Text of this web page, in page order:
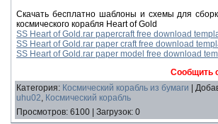
Скачать бесплатно шаблоны и схемы для
космического корабля Heart of Gold
SS Heart of Gold.rar papercraft free download
SS Heart of Gold.rar paper craft free download
SS Heart of Gold.rar paper model free download
Сообщить
Категория: Космический корабль из бумаги
uhu02, Космический корабль
Просмотров: 6100 Загрузок: 0